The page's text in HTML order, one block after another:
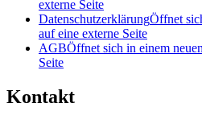
externe Seite
DatenschutzerklärungÖffnet
auf eine externe Seite
AGBÖffnet sich in einem
Seite
Kontakt